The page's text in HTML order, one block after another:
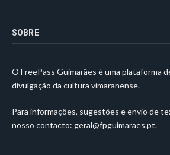
SOBRE
O FreePass Guimarães é uma plataforma
divulgação da cultura vimaranense.
Para informações, sugestões e envio de
nosso contacto: geral@fpguimaraes.pt.